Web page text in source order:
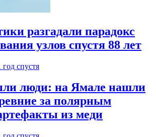
разгадали парадокс
узлов спустя 88 лет
год спустя
люди: на Ямале нашли
за полярным
из меди